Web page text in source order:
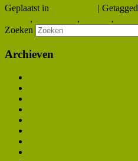
Geplaatst in
| Getagged
, , ,
Zoeken
Archieven